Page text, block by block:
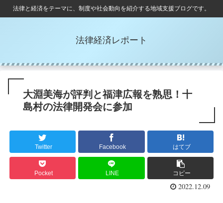
法律と経済をテーマに、制度や社会動向を紹介する地域支援ブログです。
法律経済レポート
大淵美海が評判と福津広報を熟思！十
島村の法律開発会に参加
Twitter Facebook はてブ
Pocket LINE コピー
2022.12.09